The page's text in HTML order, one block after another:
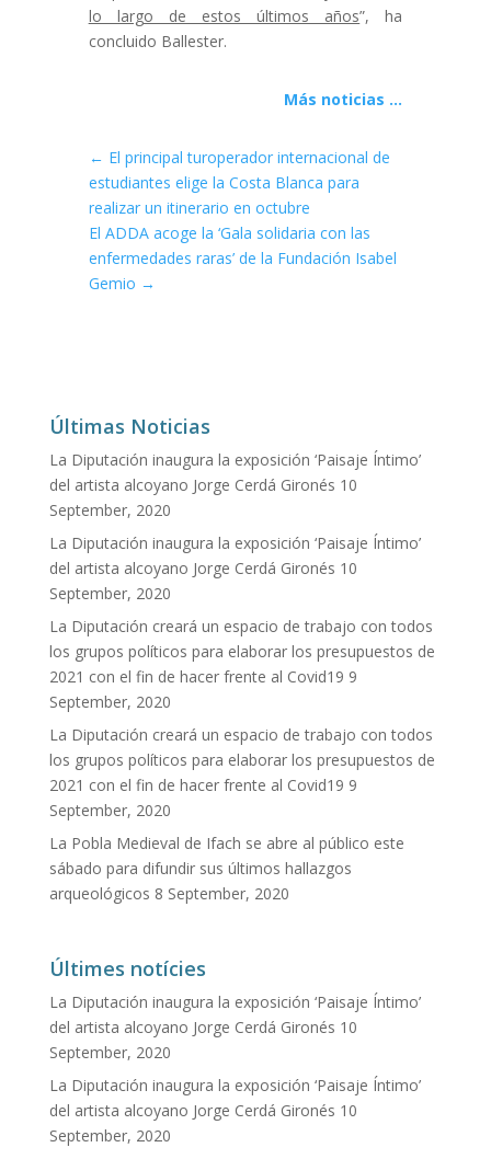
lo largo de estos últimos años”, ha
concluido Ballester.
Más noticias ...
← El principal turoperador internacional de
estudiantes elige la Costa Blanca para
realizar un itinerario en octubre
El ADDA acoge la ‘Gala solidaria con las
enfermedades raras’ de la Fundación Isabel
Gemio →
Últimas Noticias
La Diputación inaugura la exposición ‘Paisaje Íntimo’
del artista alcoyano Jorge Cerdá Gironés 10
September, 2020
La Diputación inaugura la exposición ‘Paisaje Íntimo’
del artista alcoyano Jorge Cerdá Gironés 10
September, 2020
La Diputación creará un espacio de trabajo con todos
los grupos políticos para elaborar los presupuestos de
2021 con el fin de hacer frente al Covid19 9
September, 2020
La Diputación creará un espacio de trabajo con todos
los grupos políticos para elaborar los presupuestos de
2021 con el fin de hacer frente al Covid19 9
September, 2020
La Pobla Medieval de Ifach se abre al público este
sábado para difundir sus últimos hallazgos
arqueológicos 8 September, 2020
Últimes notícies
La Diputación inaugura la exposición ‘Paisaje Íntimo’
del artista alcoyano Jorge Cerdá Gironés 10
September, 2020
La Diputación inaugura la exposición ‘Paisaje Íntimo’
del artista alcoyano Jorge Cerdá Gironés 10
September, 2020